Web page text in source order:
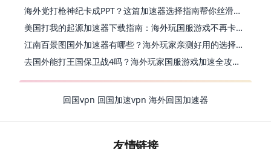
海外党打枪神纪卡成PPT？这篇加速器选择指南帮你丝滑上分
美国打我的起源加速器下载指南：海外玩国服游戏不再卡的终极方案
江南百景图国外加速器有哪些？海外玩家亲测好用的选择与避坑指南
去国外能打王国保卫战4吗？海外玩家国服游戏加速全攻略（附公主连结幻想江湖实测）
回国vpn 回国加速vpn 海外回国加速器
友情链接